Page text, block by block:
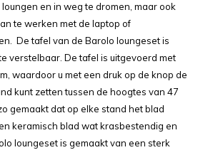
en in weg te dromen, maar ook
te werken met de laptop of
De tafel van de Barolo loungeset is
verstelbaar. De tafel is uitgevoerd met
waardoor u met een druk op de knop de
kunt zetten tussen de hoogtes van 47
gemaakt dat op elke stand het blad
keramisch blad wat krasbestendig en
loungeset is gemaakt van een sterk